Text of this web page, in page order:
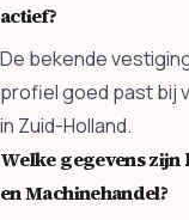
actief?
De bekende
profiel goed past bij
in Zuid-Holland.
Welke gegevens
en Machinehandel?